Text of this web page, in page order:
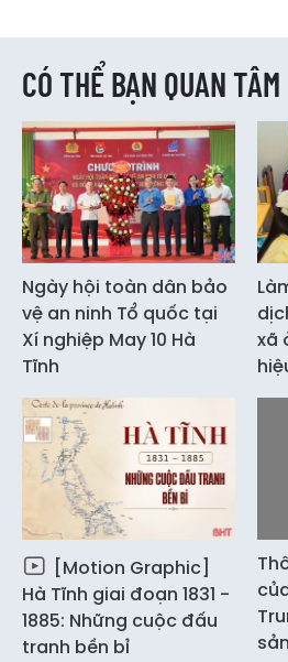
CÓ THỂ BẠN QUAN TÂM
Ngày hội toàn dân bảo
vệ an ninh Tổ quốc tại
Xí nghiệp May 10 Hà
Tĩnh
xã
[Motion Graphic]
Hà Tĩnh giai đoạn 1831 -
1885: Những cuộc đấu
tranh bền bỉ